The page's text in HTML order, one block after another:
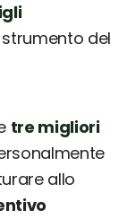
del
tre migliori
allo